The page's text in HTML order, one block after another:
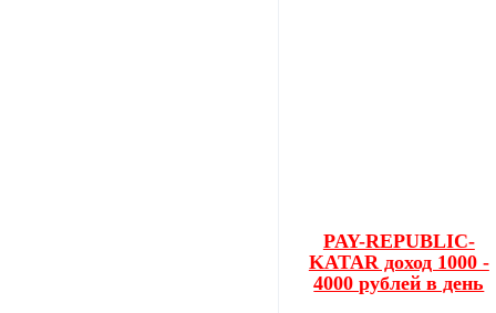
PAY-REPUBLIC-
KATAR доход 1000 -
4000 рублей в день